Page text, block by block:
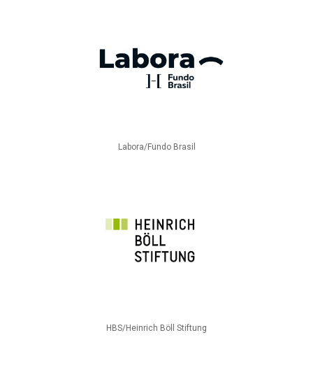
Labora/Fundo Brasil
HBS/Heinrich Böll Stiftung